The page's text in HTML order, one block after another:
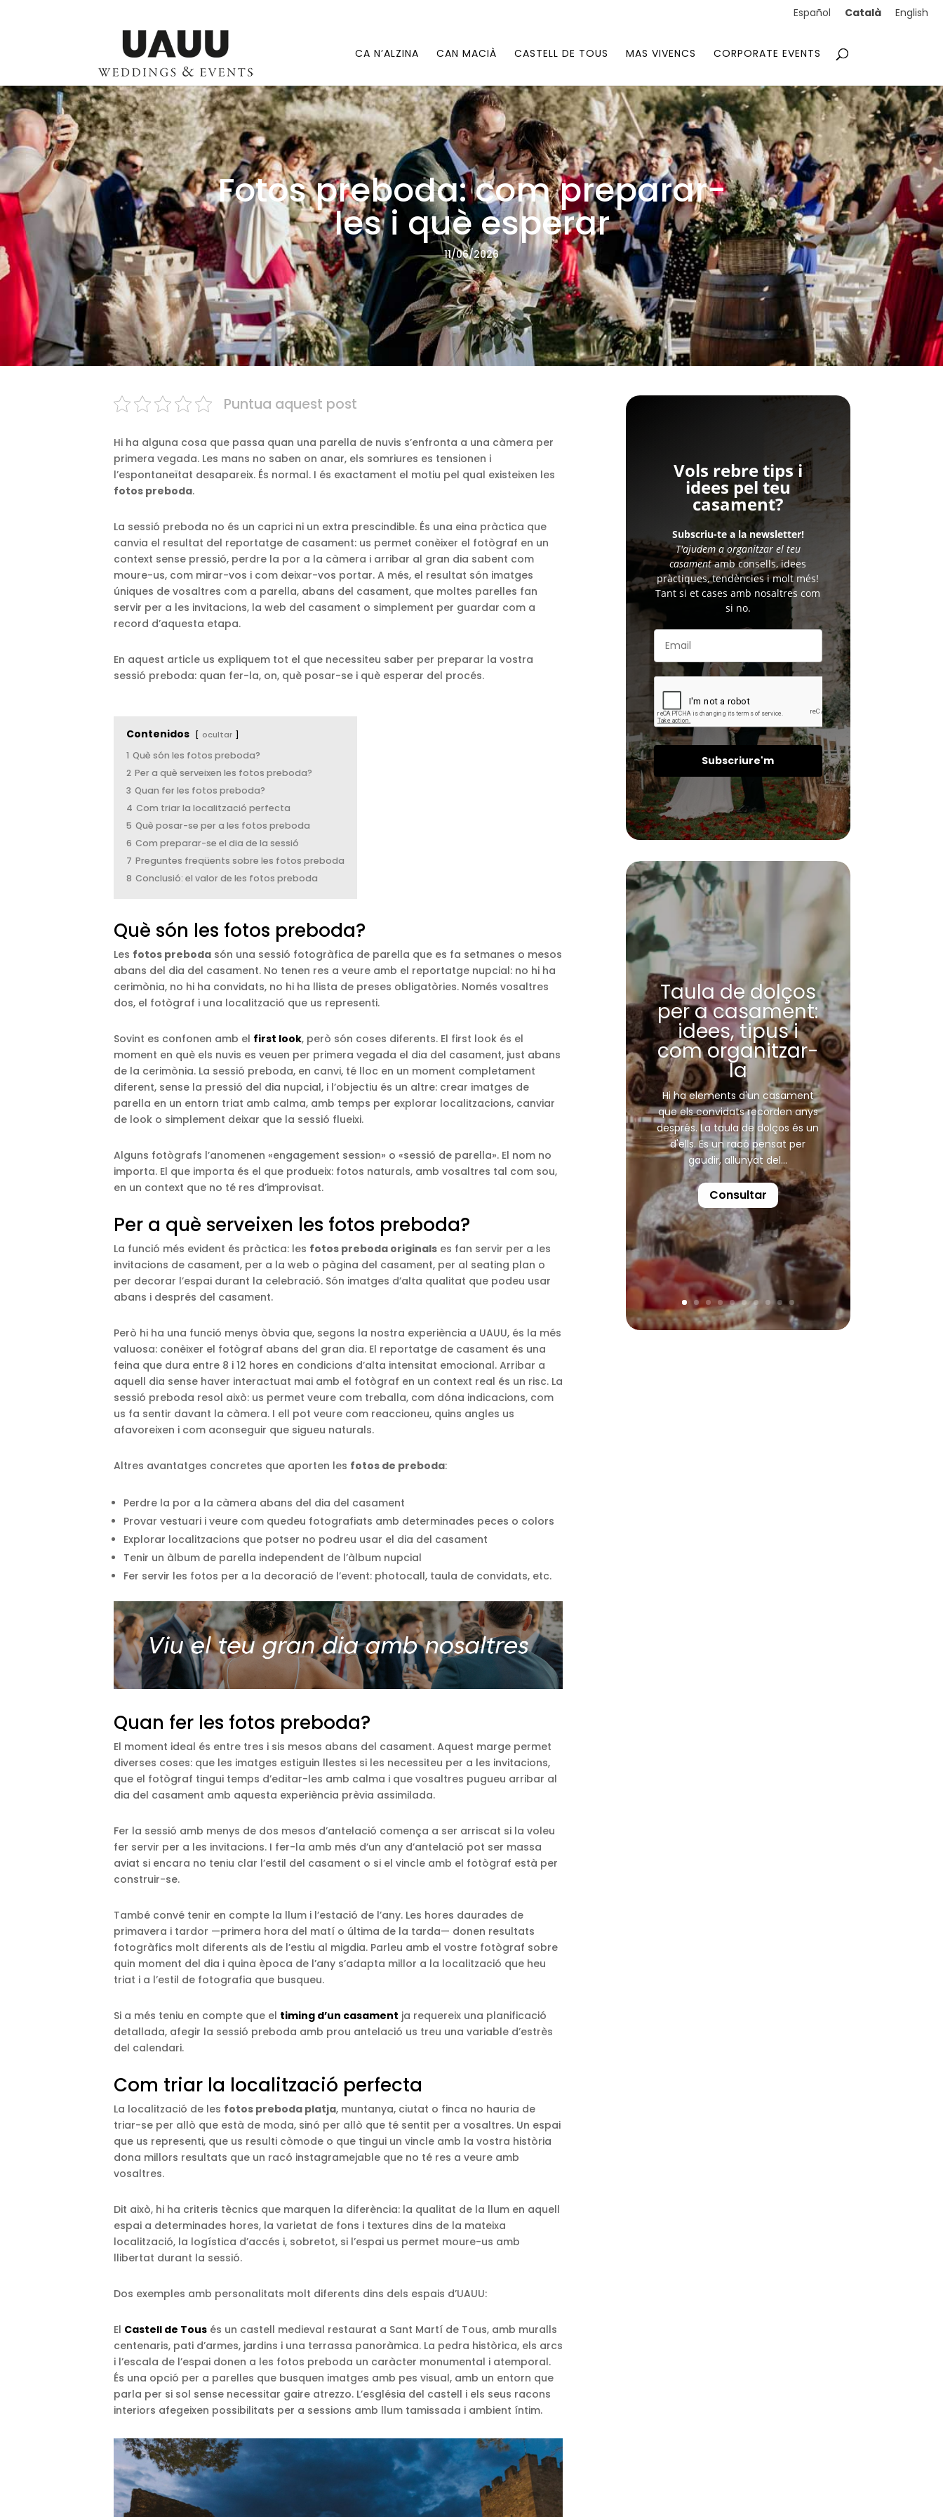
Español Català English
CA N’ALZINA CAN MACIÀ CASTELL DE TOUS MAS VIVENCS CORPORATE EVENTS
Fotos preboda: com preparar-
les i què esperar
11/06/2026
Puntua aquest post
Hi ha alguna cosa que passa quan una parella de nuvis s’enfronta a una càmera per
primera vegada. Les mans no saben on anar, els somriures es tensionen i
l’espontaneïtat desapareix. És normal. I és exactament el motiu pel qual existeixen les
fotos preboda.
La sessió preboda no és un caprici ni un extra prescindible. És una eina pràctica que
canvia el resultat del reportatge de casament: us permet conèixer el fotògraf en un
context sense pressió, perdre la por a la càmera i arribar al gran dia sabent com
moure-us, com mirar-vos i com deixar-vos portar. A més, el resultat són imatges
úniques de vosaltres com a parella, abans del casament, que moltes parelles fan
servir per a les invitacions, la web del casament o simplement per guardar com a
record d’aquesta etapa.
En aquest article us expliquem tot el que necessiteu saber per preparar la vostra
sessió preboda: quan fer-la, on, què posar-se i què esperar del procés.
Contenidos ocultar
1 Què són les fotos preboda?
2 Per a què serveixen les fotos preboda?
3 Quan fer les fotos preboda?
4 Com triar la localització perfecta
5 Què posar-se per a les fotos preboda
6 Com preparar-se el dia de la sessió
7 Preguntes freqüents sobre les fotos preboda
8 Conclusió: el valor de les fotos preboda
Què són les fotos preboda?
Les fotos preboda són una sessió fotogràfica de parella que es fa setmanes o mesos
abans del dia del casament. No tenen res a veure amb el reportatge nupcial: no hi ha
cerimònia, no hi ha convidats, no hi ha llista de preses obligatòries. Només vosaltres
dos, el fotògraf i una localització que us representi.
Sovint es confonen amb el first look, però són coses diferents. El first look és el
moment en què els nuvis es veuen per primera vegada el dia del casament, just abans
de la cerimònia. La sessió preboda, en canvi, té lloc en un moment completament
diferent, sense la pressió del dia nupcial, i l’objectiu és un altre: crear imatges de
parella en un entorn triat amb calma, amb temps per explorar localitzacions, canviar
de look o simplement deixar que la sessió flueixi.
Alguns fotògrafs l’anomenen «engagement session» o «sessió de parella». El nom no
importa. El que importa és el que produeix: fotos naturals, amb vosaltres tal com sou,
en un context que no té res d’improvisat.
Per a què serveixen les fotos preboda?
La funció més evident és pràctica: les fotos preboda originals es fan servir per a les
invitacions de casament, per a la web o pàgina del casament, per al seating plan o
per decorar l’espai durant la celebració. Són imatges d’alta qualitat que podeu usar
abans i després del casament.
Però hi ha una funció menys òbvia que, segons la nostra experiència a UAUU, és la més
valuosa: conèixer el fotògraf abans del gran dia. El reportatge de casament és una
feina que dura entre 8 i 12 hores en condicions d’alta intensitat emocional. Arribar a
aquell dia sense haver interactuat mai amb el fotògraf en un context real és un risc. La
sessió preboda resol això: us permet veure com treballa, com dóna indicacions, com
us fa sentir davant la càmera. I ell pot veure com reaccioneu, quins angles us
afavoreixen i com aconseguir que sigueu naturals.
Altres avantatges concretes que aporten les fotos de preboda:
Perdre la por a la càmera abans del dia del casament
Provar vestuari i veure com quedeu fotografiats amb determinades peces o colors
Explorar localitzacions que potser no podreu usar el dia del casament
Tenir un àlbum de parella independent de l’àlbum nupcial
Fer servir les fotos per a la decoració de l’event: photocall, taula de convidats, etc.
Quan fer les fotos preboda?
El moment ideal és entre tres i sis mesos abans del casament. Aquest marge permet
diverses coses: que les imatges estiguin llestes si les necessiteu per a les invitacions,
que el fotògraf tingui temps d’editar-les amb calma i que vosaltres pugueu arribar al
dia del casament amb aquesta experiència prèvia assimilada.
Fer la sessió amb menys de dos mesos d’antelació comença a ser arriscat si la voleu
fer servir per a les invitacions. I fer-la amb més d’un any d’antelació pot ser massa
aviat si encara no teniu clar l’estil del casament o si el vincle amb el fotògraf està per
construir-se.
També convé tenir en compte la llum i l’estació de l’any. Les hores daurades de
primavera i tardor —primera hora del matí o última de la tarda— donen resultats
fotogràfics molt diferents als de l’estiu al migdia. Parleu amb el vostre fotògraf sobre
quin moment del dia i quina època de l’any s’adapta millor a la localització que heu
triat i a l’estil de fotografia que busqueu.
Si a més teniu en compte que el timing d’un casament ja requereix una planificació
detallada, afegir la sessió preboda amb prou antelació us treu una variable d’estrès
del calendari.
Com triar la localització perfecta
La localització de les fotos preboda platja, muntanya, ciutat o finca no hauria de
triar-se per allò que està de moda, sinó per allò que té sentit per a vosaltres. Un espai
que us representi, que us resulti còmode o que tingui un vincle amb la vostra història
dona millors resultats que un racó instagramejable que no té res a veure amb
vosaltres.
Dit això, hi ha criteris tècnics que marquen la diferència: la qualitat de la llum en aquell
espai a determinades hores, la varietat de fons i textures dins de la mateixa
localització, la logística d’accés i, sobretot, si l’espai us permet moure-us amb
llibertat durant la sessió.
Dos exemples amb personalitats molt diferents dins dels espais d’UAUU:
El Castell de Tous és un castell medieval restaurat a Sant Martí de Tous, amb muralls
centenaris, pati d’armes, jardins i una terrassa panoràmica. La pedra històrica, els arcs
i l’escala de l’espai donen a les fotos preboda un caràcter monumental i atemporal.
És una opció per a parelles que busquen imatges amb pes visual, amb un entorn que
parla per si sol sense necessitar gaire atrezzo. L’església del castell i els seus racons
interiors afegeixen possibilitats per a sessions amb llum tamissada i ambient íntim.
Vols rebre tips i
idees pel teu
casament?
Subscriu-te a la newsletter!
T'ajudem a organitzar el teu
casamentamb consells, idees
pràctiques, tendències i molt més!
Tant si et cases amb nosaltres com
si no.
Subscriure'm
Taula de dolços
per a casament:
idees, tipus i
com organitzar-
la
Hi ha elements d'un casament
que els convidats recorden anys
després. La taula de dolços és un
d'ells. Es un racó pensat per
gaudir, allunyat del...
Consultar